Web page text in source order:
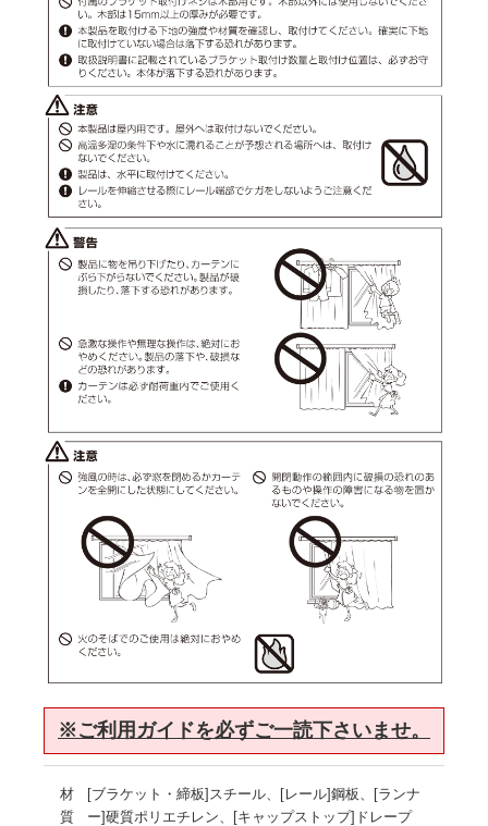
※ご利用ガイドを必ずご一読下さいませ。
材
質
[ブラケット・締板]スチール、[レール]鋼板、[ランナ
ー]硬質ポリエチレン、[キャップストップ]ドレープ